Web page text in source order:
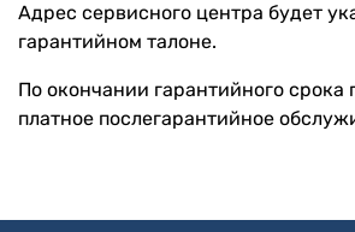
Адрес сервисного центра будет
гарантийном талоне.
По окончании гарантийного срока
платное послегарантийное